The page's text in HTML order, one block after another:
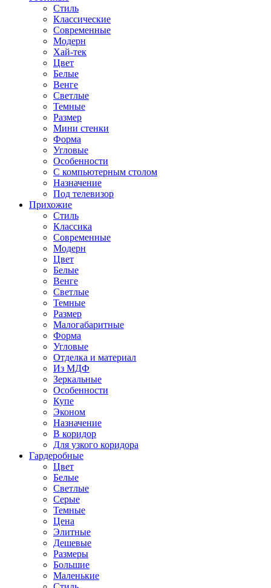
Стиль
Классические
Современные
Модерн
Хай-тек
Цвет
Белые
Венге
Светлые
Темные
Размер
Мини стенки
Форма
Угловые
Особенности
С компьютерным столом
Назначение
Под телевизор
Прихожие
Стиль
Классика
Современные
Модерн
Цвет
Белые
Венге
Светлые
Темные
Размер
Малогабаритные
Форма
Угловые
Отделка и материал
Из МДФ
Зеркальные
Особенности
Купе
Эконом
Назначение
В коридор
Для узкого коридора
Гардеробные
Цвет
Белые
Светлые
Серые
Темные
Цена
Элитные
Дешевые
Размеры
Большие
Маленькие